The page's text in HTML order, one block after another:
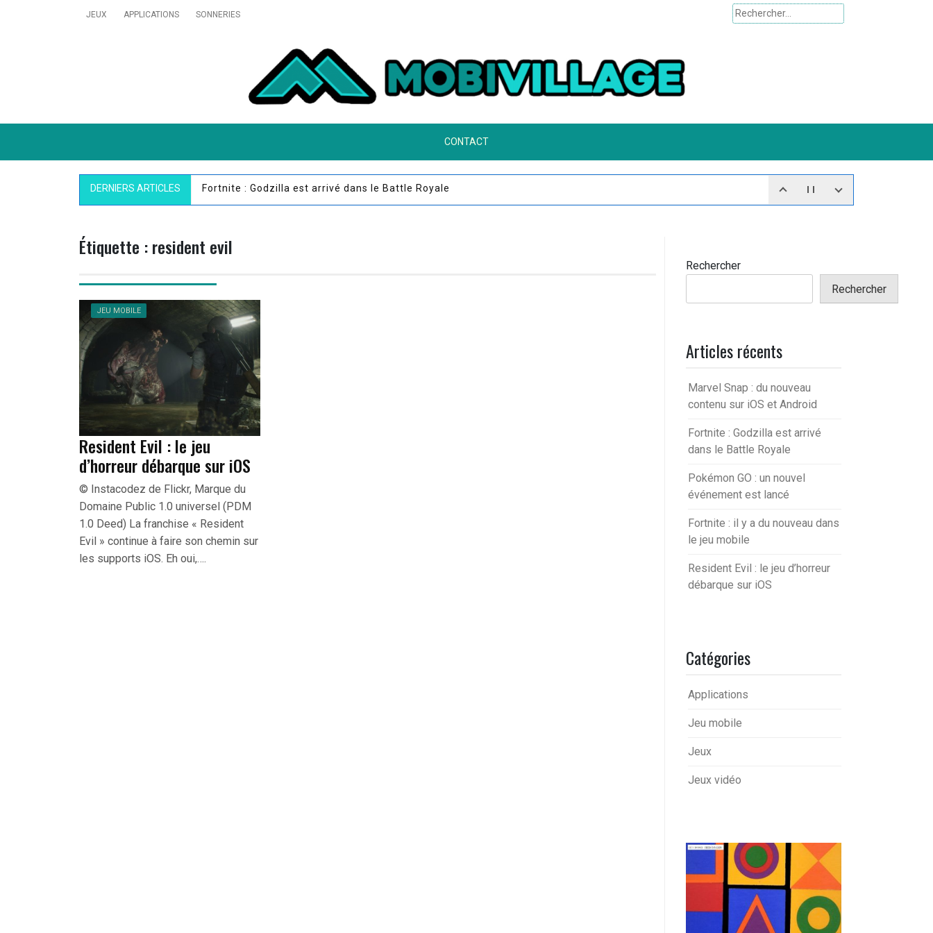
JEUX APPLICATIONS SONNERIES Rechercher :
MobiVillage CONTACT
DERNIERS ARTICLES Fortnite : Godzilla est arrivé dans le Battle Royale
Étiquette :resident evil
JEU MOBILE
Resident Evil : le jeu
d’horreur débarque sur iOS
© Instacodez de Flickr, Marque du
Domaine Public 1.0 universel (PDM
1.0 Deed) La franchise « Resident
Evil » continue à faire son chemin sur
les supports iOS. Eh oui,….
Rechercher
Rechercher
Articles récents
Marvel Snap : du nouveau
contenu sur iOS et Android
Fortnite : Godzilla est arrivé
dans le Battle Royale
Pokémon GO : un nouvel
événement est lancé
Fortnite : il y a du nouveau dans
le jeu mobile
Resident Evil : le jeu d’horreur
débarque sur iOS
Catégories
Applications
Jeu mobile
Jeux
Jeux vidéo